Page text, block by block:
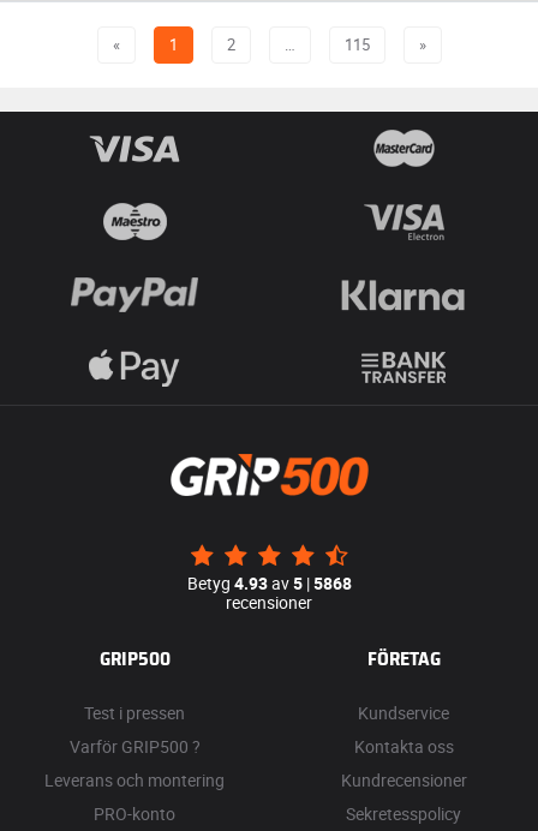
« 1 2 … 115 »
Betyg 4.93av5|5868
recensioner
GRIP500
Test i pressen
Varför GRIP500 ?
Leverans och montering
PRO-konto
FÖRETAG
Kundservice
Kontakta oss
Kundrecensioner
Sekretesspolicy